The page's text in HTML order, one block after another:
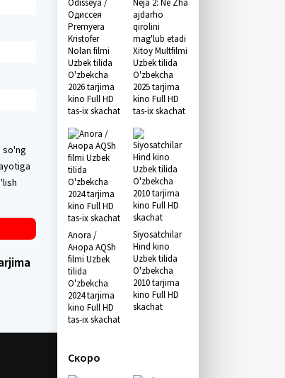
so'ng
Odisseya /
Одиссея
Premyera
Kristofer
Nolan filmi
Uzbek tilida
O'zbekcha
2026 tarjima
kino Full HD
tas-ix skachat
Neja 2: Ne Zha
ajdarho
qirolini
mag'lub etadi
Xitoy Multfilmi
Uzbek tilida
O'zbekcha
2025 tarjima
kino Full HD
tas-ix skachat
Anora /
Анора AQSh
filmi Uzbek
tilida
O'zbekcha
2024 tarjima
kino Full HD
tas-ix skachat
Siyosatchilar
Hind kino
Uzbek tilida
O'zbekcha
2010 tarjima
kino Full HD
skachat
Скоро